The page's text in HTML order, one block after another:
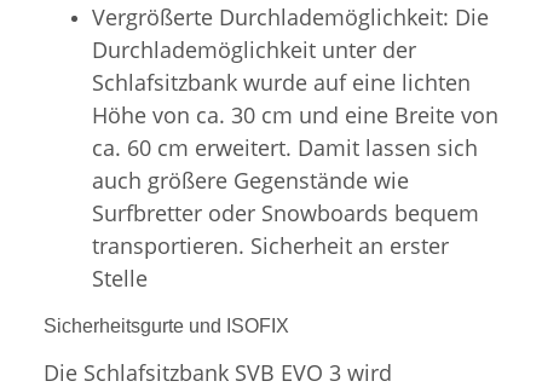
Vergrößerte Durchlademöglichkeit: Die
Durchlademöglichkeit unter der
Schlafsitzbank wurde auf eine lichten
Höhe von ca. 30 cm und eine Breite von
ca. 60 cm erweitert. Damit lassen sich
auch größere Gegenstände wie
Surfbretter oder Snowboards bequem
transportieren. Sicherheit an erster
Stelle
Sicherheitsgurte und ISOFIX
Die Schlafsitzbank SVB EVO 3 wird